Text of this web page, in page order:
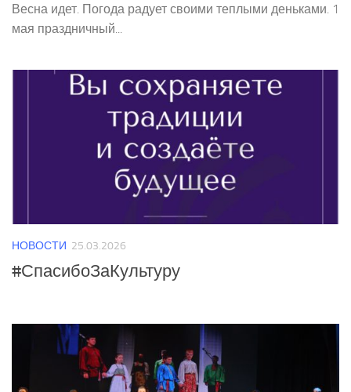
Весна идет. Погода радует своими теплыми деньками. 1
мая праздничный...
НОВОСТИ 25.03.2026
#СпасибоЗаКультуру